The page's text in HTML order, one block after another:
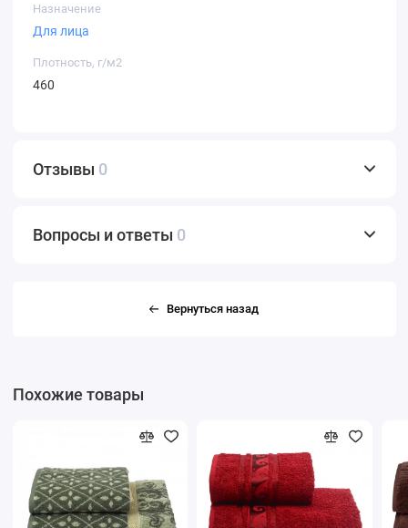
Назначение
Для лица
Плотность, г/м2
460
Отзывы 0
Вопросы и ответы 0
Вернуться назад
Похожие товары